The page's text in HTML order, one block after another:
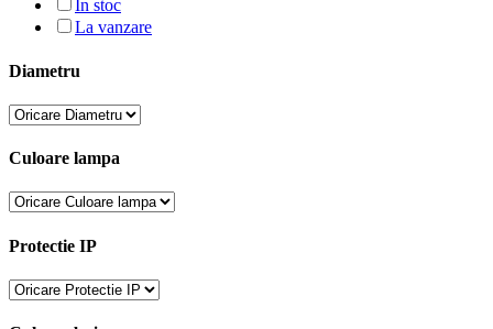
In stoc
La vanzare
Diametru
Culoare lampa
Protectie IP